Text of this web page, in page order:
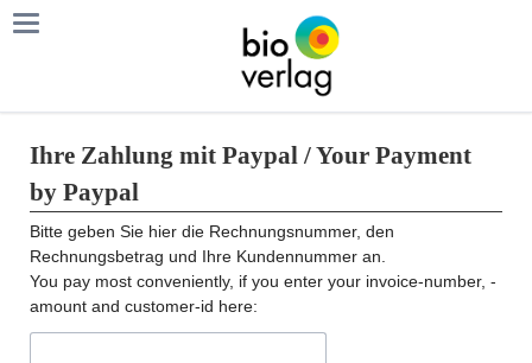
Ihre Zahlung mit Paypal / Your Payment
by Paypal
Bitte geben Sie hier die Rechnungsnummer, den
Rechnungsbetrag und Ihre Kundennummer an.
You pay most conveniently, if you enter your invoice-number, -
amount and customer-id here: